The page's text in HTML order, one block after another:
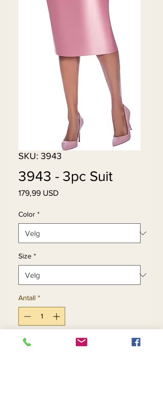
SKU: 3943
3943 - 3pc Suit
179,99 USDPris
Color *
Size *
Antall *
Legg til i handlekurv